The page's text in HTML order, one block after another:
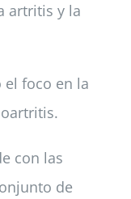
artritis y la
el foco en la
con las
de